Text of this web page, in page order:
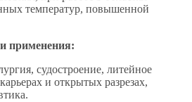
температур, повышенной
применения:
судостроение, литейное
и открытых разрезах,